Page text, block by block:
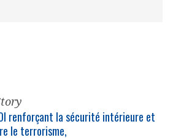
renforçant la sécurité intérieure et
le terrorisme,